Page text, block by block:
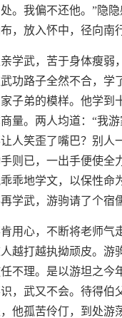
。我偏不还他。”隐
，放入怀中，径向南
学武，苦于身体瘦弱
功路子全然不合，学
子弟的模样。他学到
量。两人均道：“我
人笑歪了嘴巴？别人
则已，一出手便使全
乖地学文，以保性命
学武，游驹请了个宿
用心，不断将老师气
越打越执拗顽皮。游
不理。是以游坦之今
，武又不会。待得伯
他孤苦伶仃，到处游